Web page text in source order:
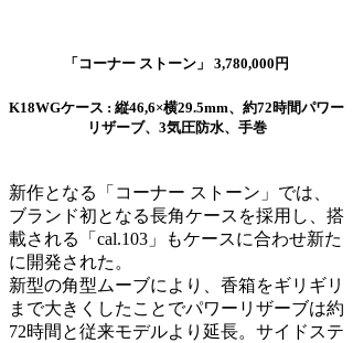
「コーナー ストーン」 3,780,000円
K18WGケース : 縦46,6×横29.5mm、約72時間パワー
リザーブ、3気圧防水、手巻
新作となる「コーナー ストーン」では、
ブランド初となる長角ケースを採用し、搭
載される「cal.103」もケースに合わせ新た
に開発された。
新型の角型ムーブにより、香箱をギリギリ
まで大きくしたことでパワーリザーブは約
72時間と従来モデルより延長。サイドステ